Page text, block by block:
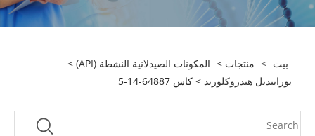
بيت > منتجات > المكونات الصيدلانية النشطة (API)
>
يورابيديل هيدروكلوريد > كاس 64887-14-5